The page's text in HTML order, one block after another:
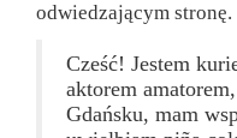
odwiedzającym
Cześć! Jestem
aktorem
Gdańsku, mam